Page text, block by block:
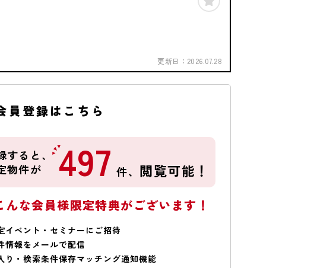
更新日： 2026.07.28
員登録はこちら
すると、
物件が
497 件、 閲覧可能！
んな会員様限定特典がございます！
イベント・セミナーにご招待
情報をメールで配信
り・検索条件保存マッチング通知機能